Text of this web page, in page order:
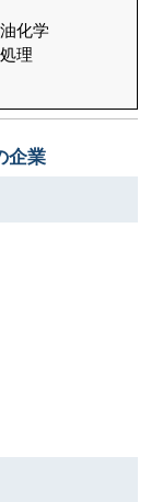
化学
理
企業